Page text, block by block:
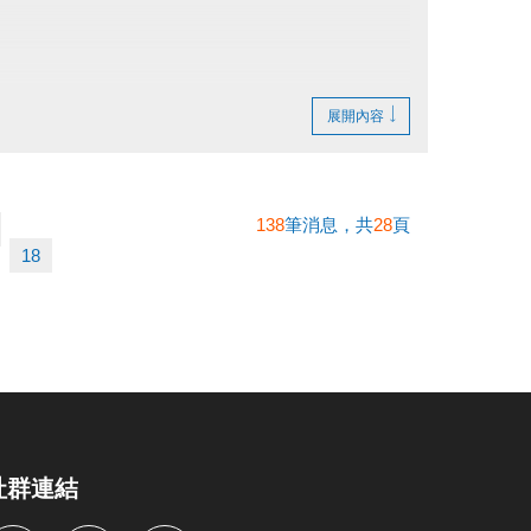
展開內容
18
138筆消息，共28頁
群連結